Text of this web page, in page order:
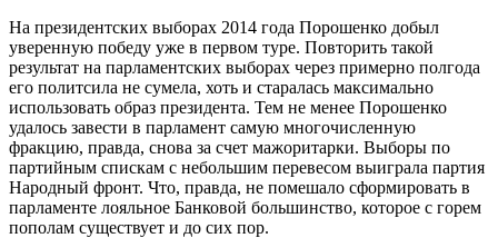
На президентских выборах 2014 года Порошенко добыл
уверенную победу уже в первом туре. Повторить такой
результат на парламентских выборах через примерно полгода
его политсила не сумела, хоть и старалась максимально
использовать образ президента. Тем не менее Порошенко
удалось завести в парламент самую многочисленную
фракцию, правда, снова за счет мажоритарки. Выборы по
партийным спискам с небольшим перевесом выиграла партия
Народный фронт. Что, правда, не помешало сформировать в
парламенте лояльное Банковой большинство, которое с горем
пополам существует и до сих пор.